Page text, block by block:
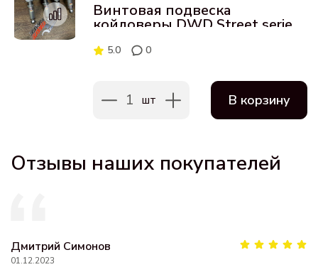
Винтовая подвеска
койловеры DWD Street series
5.0 0
1 шт В корзину
Отзывы наших покупателей
Дмитрий Симонов
01.12.2023